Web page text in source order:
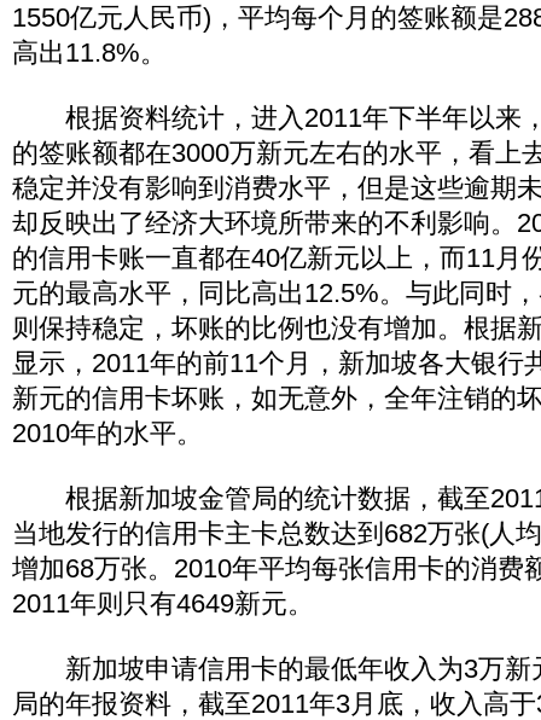
1550亿元人民币)，平均每个月的签账额是
高出11.8%。
根据资料统计，进入2011年下半年以来
的签账额都在3000万新元左右的水平，看上
稳定并没有影响到消费水平，但是这些逾期
却反映出了经济大环境所带来的不利影响。
的信用卡账一直都在40亿新元以上，而11月
元的最高水平，同比高出12.5%。与此同时
则保持稳定，坏账的比例也没有增加。根据
显示，2011年的前11个月，新加坡各大银行
新元的信用卡坏账，如无意外，全年注销的
2010年的水平。
根据新加坡金管局的统计数据，截至
当地发行的信用卡主卡总数达到682万张(人
增加68万张。2010年平均每张信用卡的消费
2011年则只有4649新元。
新加坡申请信用卡的最低年收入为3万新
局的年报资料，截至2011年3月底，收入高